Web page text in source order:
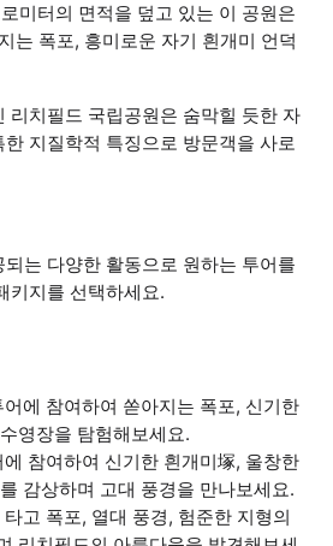
미터의 면적을 덮고 있는 이 공원은
는 폭포, 흥미로운 자기 흰개미 언덕
리치필드 국립공원은 숨막힐 듯한 자
지질학적 특징으로 방문객을 사로
는 다양한 활동으로 원하는 투어를
키지를 선택하세요.
에 참여하여 쏟아지는 폭포, 신기한
영장을 탐험해보세요.
참여하여 신기한 흰개미塚, 울창한
감상하며 고대 풍경을 만나보세요.
고 폭포, 열대 풍경, 험준한 지형의